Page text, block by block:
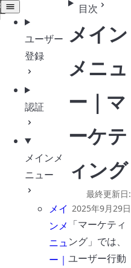
ユーザー
登録
認証
メインメ
ニュー
メイ
ンメ
ニュ
ー｜
目次
メイン
メニュ
ー｜マ
ーケテ
ィング
最終更新日:
2025年9月29日
「マーケティ
ング」では、
ユーザー行動